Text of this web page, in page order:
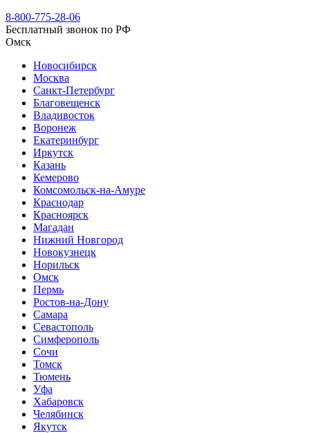
8-800-775-28-06
Бесплатный звонок по РФ
Омск
Новосибирск
Москва
Санкт-Петербург
Благовещенск
Владивосток
Воронеж
Екатеринбург
Иркутск
Казань
Кемерово
Комсомольск-на-Амуре
Краснодар
Красноярск
Магадан
Нижний Новгород
Новокузнецк
Норильск
Омск
Пермь
Ростов-на-Дону
Самара
Севастополь
Симферополь
Сочи
Томск
Тюмень
Уфа
Хабаровск
Челябинск
Якутск